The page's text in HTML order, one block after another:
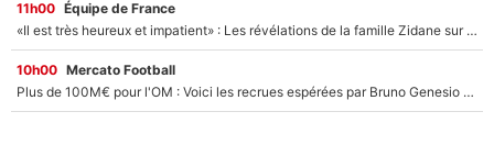
11h00 Équipe de France
«Il est très heureux et impatient» : Les révélations de la famille Zidane sur sa prise de pouvoir en équipe de France !
10h00 Mercato Football
Plus de 100M€ pour l'OM : Voici les recrues espérées par Bruno Genesio et Grégory Lorenzi après l’opération dégraissage